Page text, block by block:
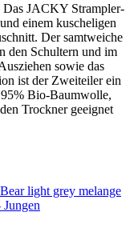
Das JACKY Strampler-
einem kuscheligen
Der samtweiche
den Schultern und im
sowie das
ist der Zweiteiler ein
Bio-Baumwolle,
Trockner geeignet